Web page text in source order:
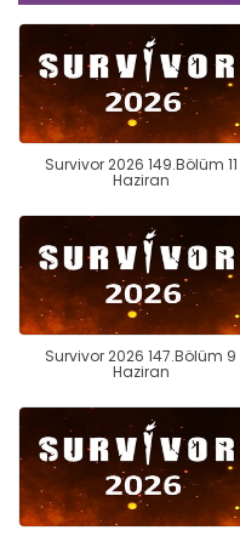
Survivor 2026 149.Bölüm 11
Haziran
Survivor 2026 147.Bölüm 9
Haziran